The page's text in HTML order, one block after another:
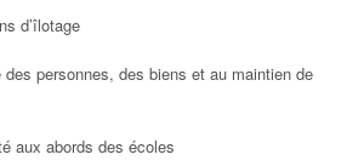
d’îlotage
des personnes, des biens et au maintien de
aux abords des écoles